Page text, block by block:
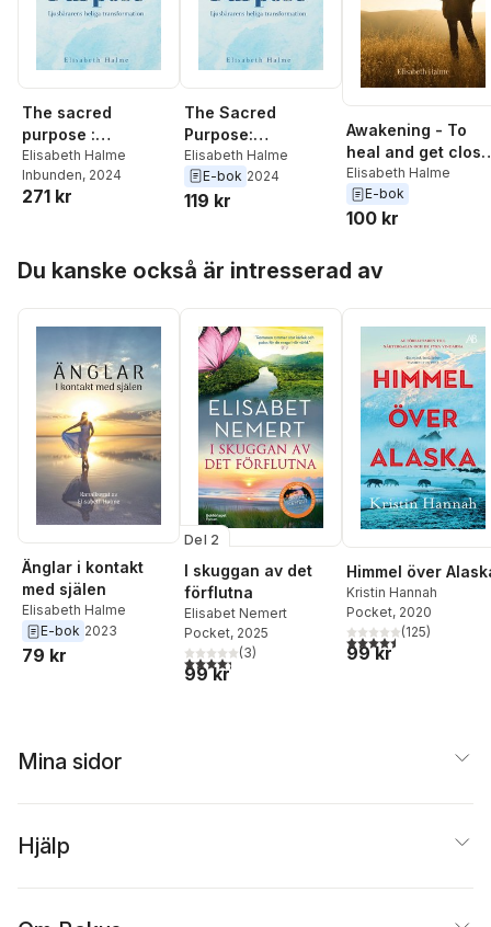
The sacred
purpose :
ljusbärarens heliga
transformation
Elisabeth Halme
Inbunden, 2024
271 kr
The Sacred
Purpose:
Ljusbärarens
heliga
transformation
Elisabeth Halme
E-bok 2024
119 kr
Awakening - To
heal and get
to yourself
Elisabeth Halme
E-bok
100 kr
Du kanske också är intresserad av
Änglar i kontakt
med själen
Elisabeth Halme
E-bok 2023
79 kr
Del 2
I skuggan av det
förflutna
Elisabet Nemert
Pocket, 2025
4,3utav 5 stjärnor. Totalt antal röster:
(3)
99 kr
Himmel över
Kristin Hannah
Pocket, 2020
4,5utav 5 stjärnor.
(125)
99 kr
Mina sidor
Hjälp